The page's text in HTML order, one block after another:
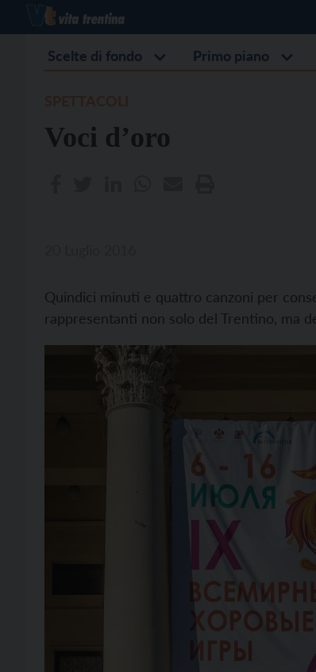
Scelte di fondo Primo piano
Voci d’oro
Quindici minuti e quattro canzoni per
rappresentanti non solo del Trentino, ma